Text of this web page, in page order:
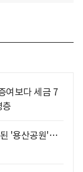
여보다 세금 7
된 '용산공원'…